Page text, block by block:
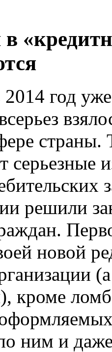
2014 год
страны.
серьезные
решили
новой
кроме
ним и